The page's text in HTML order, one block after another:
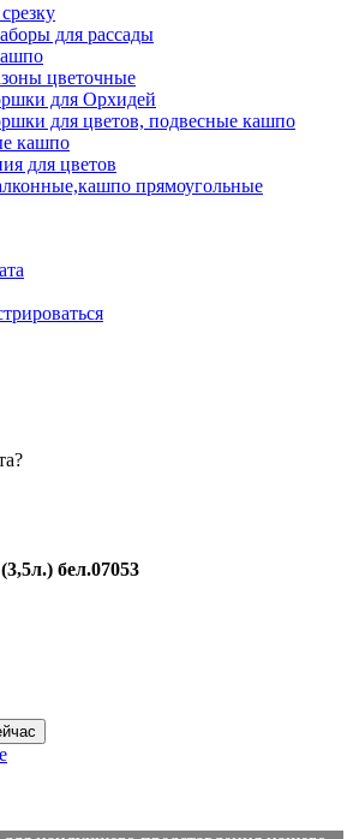
для рассады
цветочные
для Орхидей
для цветов, подвесные кашпо
кашпо
для цветов
прямоугольные
бел.07053